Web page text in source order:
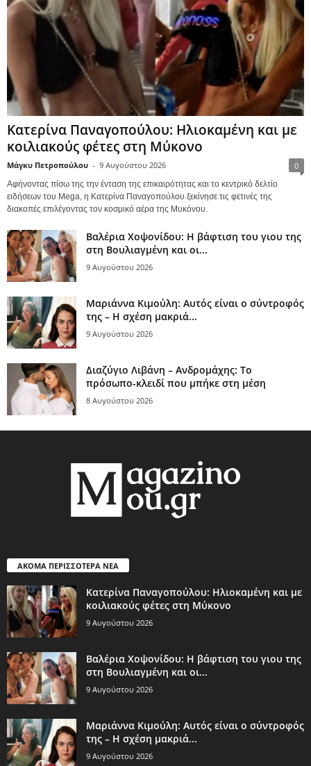
Κατερίνα Παναγοπούλου: Ηλιοκαμένη και με
κοιλιακούς φέτες στη Μύκονο
Μάγκυ Πετροπούλου - 9 Αυγούστου 2026 0
Αφήνοντας πίσω της την ένταση της επικαιρότητας και το κεντρικό δελτίο
ειδήσεων του Mega, η Κατερίνα Παναγοπούλου ξεκίνησε τις φετινές της
διακοπές επιλέγοντας τον κοσμικό αέρα της Μυκόνου.
Βαλέρια Χοψονίδου: Η βάφτιση του γιου της
στη Βουλιαγμένη και οι...
9 Αυγούστου 2026
Μαριάννα Κιμούλη: Αυτός είναι ο σύντροφός
της – Η σχέση μακριά...
9 Αυγούστου 2026
Διαζύγιο Λιβάνη – Ανδρομάχης: Το
πρόσωπο-κλειδί που μπήκε στη μέση
8 Αυγούστου 2026
ΑΚΟΜΑ ΠΕΡΙΣΣΟΤΕΡΑ ΝΕΑ
Κατερίνα Παναγοπούλου: Ηλιοκαμένη και με
κοιλιακούς φέτες στη Μύκονο
9 Αυγούστου 2026
Βαλέρια Χοψονίδου: Η βάφτιση του γιου της
στη Βουλιαγμένη και οι...
9 Αυγούστου 2026
Μαριάννα Κιμούλη: Αυτός είναι ο σύντροφός
της – Η σχέση μακριά...
9 Αυγούστου 2026